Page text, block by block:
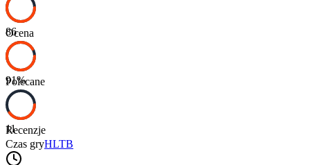
86
Ocena
91%
Polecane
11
Recenzje
Czas gryHLTB